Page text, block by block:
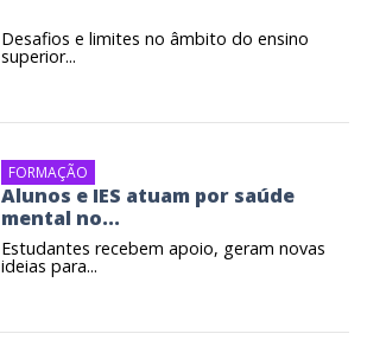
Desafios e limites no âmbito do ensino
superior...
FORMAÇÃO
Alunos e IES atuam por saúde
mental no...
Estudantes recebem apoio, geram novas
ideias para...